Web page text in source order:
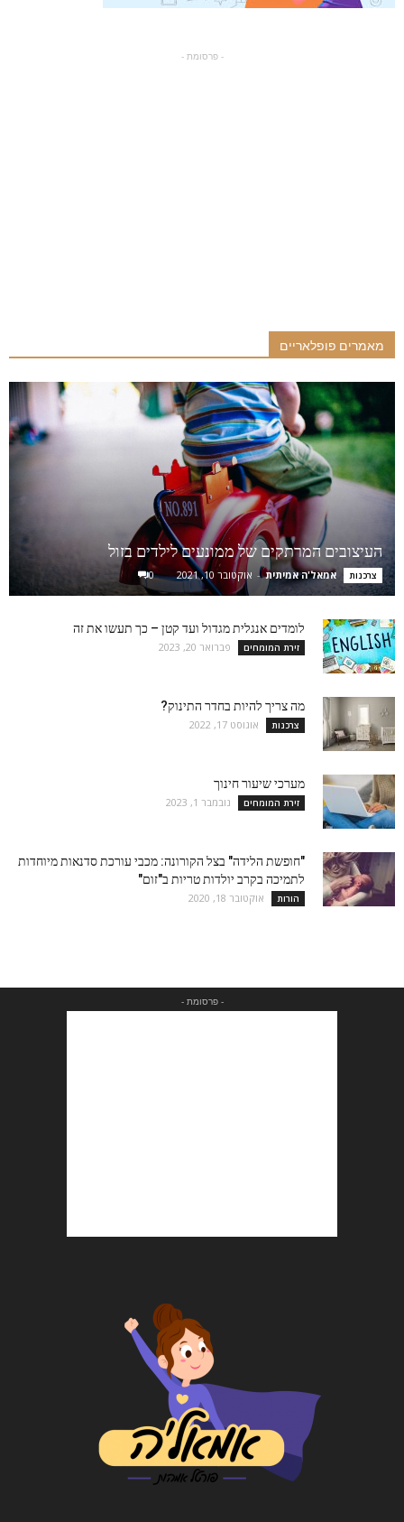
- פרסומת -
מאמרים פופלאריים
העיצובים המרתקים של ממונעים לילדים בזול
צרכנות אמאל'ה אמיתית - אוקטובר 10, 2021 0
לומדים אנגלית מגדול ועד קטן – כך תעשו את זה
זירת המומחים פברואר 20, 2023
מה צריך להיות בחדר התינוק?
צרכנות אוגוסט 17, 2022
מערכי שיעור חינוך
זירת המומחים נובמבר 1, 2023
"חופשת הלידה" בצל הקורונה: מכבי עורכת סדנאות מיוחדות
לתמיכה בקרב יולדות טריות ב"זום"
הורות אוקטובר 18, 2020
- פרסומת -